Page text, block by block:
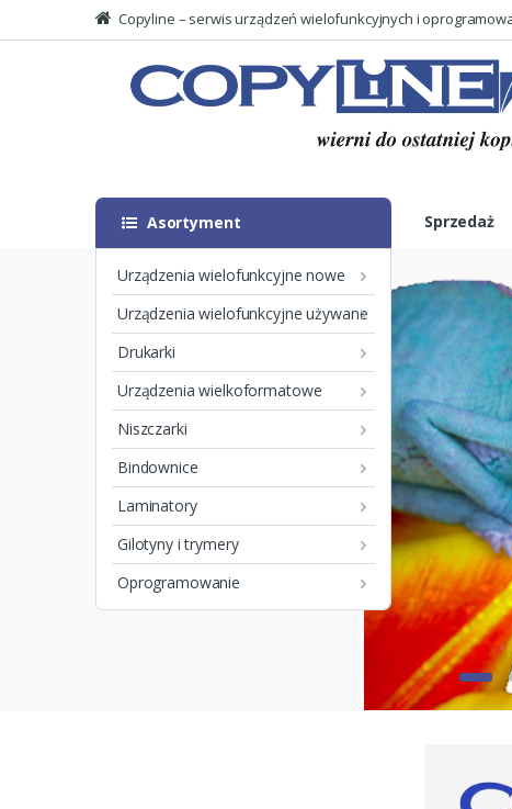
Skip
Skip
Copyline – serwis urządzeń wielofunkcyjnych i
Search
for:
Asortyment
Urządzenia wielofunkcyjne nowe
Urządzenia wielofunkcyjne używane
Drukarki
Urządzenia wielkoformatowe
Niszczarki
Bindownice
Laminatory
Gilotyny i trymery
Oprogramowanie
Sprzedaż